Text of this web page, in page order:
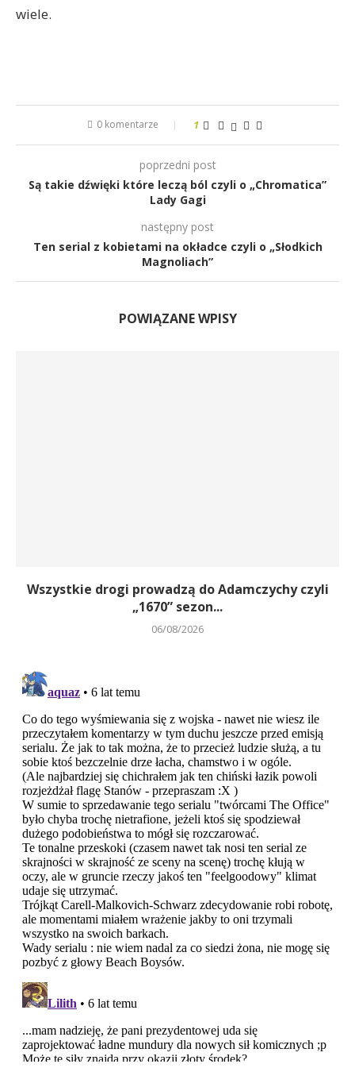
wiele.
0 komentarze 1
poprzedni post
Są takie dźwięki które leczą ból czyli o „Chromatica”
Lady Gagi
następny post
Ten serial z kobietami na okładce czyli o „Słodkich
Magnoliach”
POWIĄZANE WPISY
Wszystkie drogi prowadzą do Adamczychy czyli
„1670” sezon...
06/08/2026